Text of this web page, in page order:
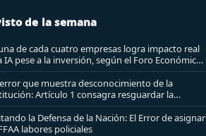
de la semana
de cada cuatro empresas logra impacto real
IA pese a la inversión, según el Foro Económico
que muestra desconocimiento de la
Artículo 1 consagra resguardar la
nacional y proteger a los ciudadanos
la Defensa de la Nación: El Error de asignar
labores policiales